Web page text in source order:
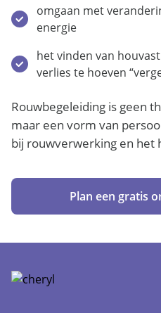
omgaan met
energie
het vinden van
verlies te hoeven
Rouwbegeleiding is geen
maar een vorm van
bij rouwverwerking en het
Plan een gratis